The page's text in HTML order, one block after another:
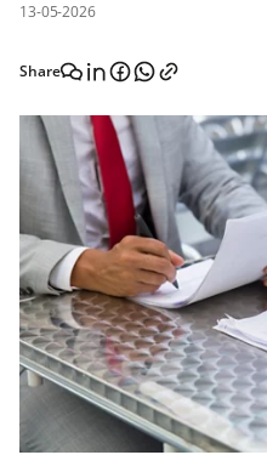
13-05-2026
Share